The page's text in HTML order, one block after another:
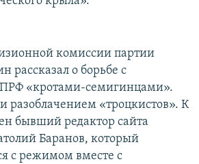
комиссии партии
рассказал о борьбе с
«кротами-семигинцами».
разоблачением «троцкистов». К
бывший редактор сайта
Баранов, который
с режимом вместе с